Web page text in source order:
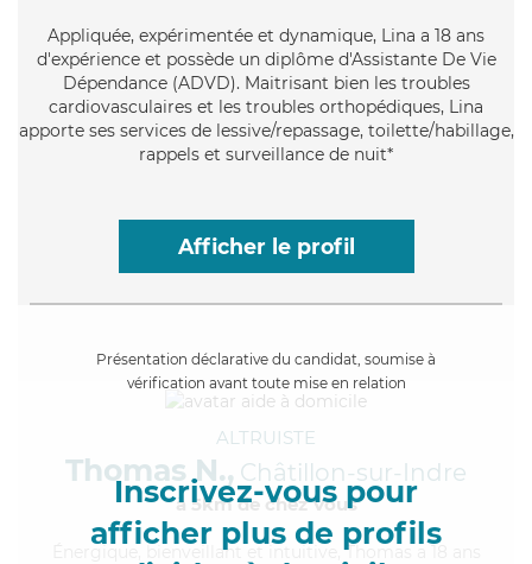
Appliquée, expérimentée et dynamique, Lina a 18 ans
d'expérience et possède un diplôme d'Assistante De Vie
Dépendance (ADVD). Maitrisant bien les troubles
cardiovasculaires et les troubles orthopédiques, Lina
apporte ses services de lessive/repassage, toilette/habillage,
rappels et surveillance de nuit*
Afficher le profil
Présentation déclarative du candidat, soumise à
vérification avant toute mise en relation
Inscrivez-vous pour
afficher plus de profils
ALTRUISTE
Thomas N., Châtillon-sur-Indre
à 5km de chez Vous
, bienveillant et intuitive, Thomas a 18 ans